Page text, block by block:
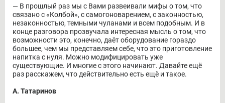
― В прошлый раз мы с Вами развеивали мифы о том, что
связано с «Колбой», с самогоноварением, с законностью,
незаконностью, темными чуланами и всем подобным. И в
конце разговора прозвучала интересная мысль о том, что
возможности это, конечно, даёт оборудование гораздо
большее, чем мы представляем себе, что это приготовление
напитка с нуля. Можно модифицировать уже
существующие. И многие с этого начинают. Давайте ещё
раз расскажем, что действительно есть ещё и такое.
А. Татаринов